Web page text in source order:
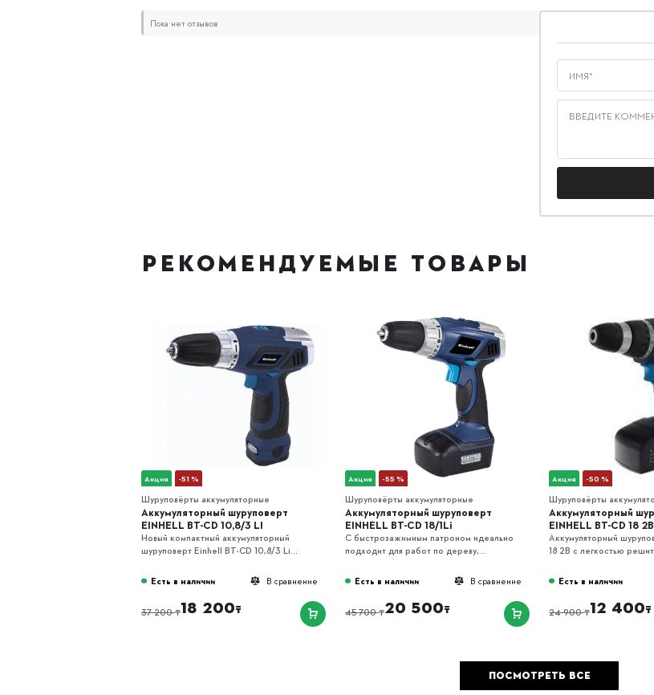
Пока нет отзывов
Имя*
Введите
РЕКОМЕНДУЕМЫЕ ТОВАРЫ
Акция -51 %
Шуруповёрты аккумуляторные
Аккумуляторный шуруповерт
EINHELL BT-CD 10,8/3 LI
Новый компактный аккумуляторный
шуруповерт Einhell BT-CD 10,8/3 Li...
В сравнение
Есть в наличии
37 200 ₸18 200₸
Акция -55 %
Шуруповёрты аккумуляторные
Аккумуляторный шуруповерт
EINHELL BT-CD 18/1Li
С быстрозажимным патроном идеально
подходит для работ по дереву,...
В сравнение
Есть в наличии
45 700 ₸20 500₸
Акция -50 %
Шуруповёрты
Аккумуляторный
EINHELL BT-CD 18 2B
Аккумуляторный
18 2B с легкостью
Есть в наличии
24 900 ₸12 400₸
ПОСМОТРЕТЬ ВСЕ